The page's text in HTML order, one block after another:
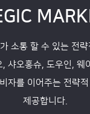
소통 할 수 있는 전
, 샤오홍슈, 도우인, 웨
자를 이어주는 전략
제공합니다.